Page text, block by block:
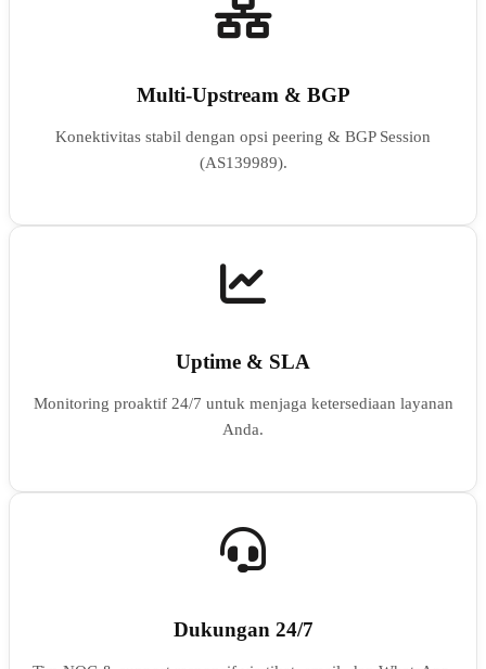
Multi-Upstream & BGP
Konektivitas stabil dengan opsi peering & BGP Session
(AS139989).
Uptime & SLA
Monitoring proaktif 24/7 untuk menjaga ketersediaan layanan
Anda.
Dukungan 24/7